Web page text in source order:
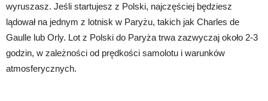
wyruszasz. Jeśli startujesz z Polski, najczęściej będziesz
lądował na jednym z lotnisk w Paryżu, takich jak Charles de
Gaulle lub Orly. Lot z Polski do Paryża trwa zazwyczaj około 2-3
godzin, w zależności od prędkości samolotu i warunków
atmosferycznych.